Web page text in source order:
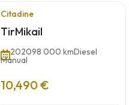
Citadine
TirMikail
202098 000 kmDiesel
Manual
10,490 €